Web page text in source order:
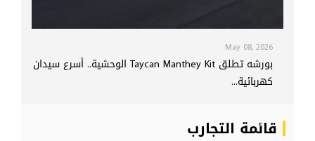
May 08, 2026
بورشه تطلق Taycan Manthey Kit الوحشية.. أسرع سيدان
كهربائية...
قائمة التجارب